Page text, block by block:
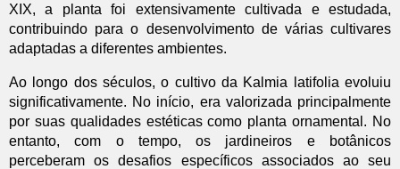
XIX, a planta foi extensivamente cultivada e estudada,
contribuindo para o desenvolvimento de várias cultivares
adaptadas a diferentes ambientes.
Ao longo dos séculos, o cultivo da Kalmia latifolia evoluiu
significativamente. No início, era valorizada principalmente
por suas qualidades estéticas como planta ornamental. No
entanto, com o tempo, os jardineiros e botânicos
perceberam os desafios específicos associados ao seu